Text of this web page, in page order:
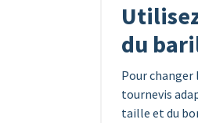
du
Pour changer
tournevis
taille et du